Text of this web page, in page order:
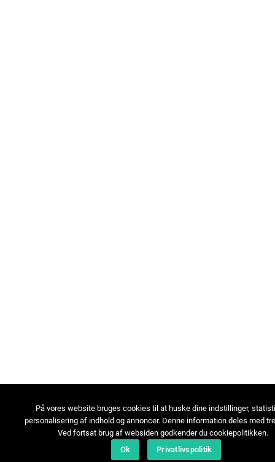
På vores website bruges cookies til at huske dine indstillinger,
personalisering af indhold og annoncer. Denne information deles med
Ved fortsat brug af websiden godkender du cookiepolitikken.
Ok
Privatlivspolitik